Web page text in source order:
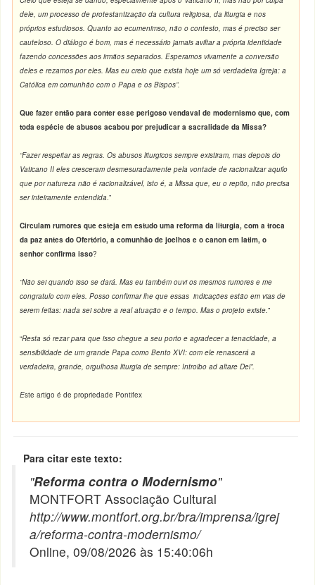
dele, um processo de protestantização da cultura religiosa, da liturgia e nos
próprios estudiosos. Quanto ao ecumenimso, não o contesto, mas é preciso ser
cauteloso. O diálogo é bom, mas é necessário jamais aviltar a própria identidade
fazendo concessões aos irmãos separados. Esperamos vivamente a conversão
deles e rezamos por eles. Mas eu creio que exista hoje um só verdadeira Igreja: a
Católica em comunhão com o Papa e os Bispos”.
Que fazer então para conter esse perigoso vendaval de modernismo que, com
toda espécie de abusos acabou por prejudicar a sacralidade da Missa?
“Fazer respeitar as regras. Os abusos liturgicos sempre existiram, mas depois do
Vaticano II eles cresceram desmesuradamente pela vontade de racionalizar aquilo
que por natureza não é racionalizável, isto é, a Missa que, eu o repito, não precisa
ser inteiramente entendida.”
Circulam rumores que esteja em estudo uma reforma da liturgia, com a troca
da paz antes do Ofertório, a comunhão de joelhos e o canon em latim, o
senhor confirma isso?
“Não sei quando isso se dará. Mas eu também ouvi os mesmos rumores e me
congratulo com eles. Posso confirmar lhe que essas indicações estão em vias de
serem feitas: nada sei sobre a real atuação e o tempo. Mas o projeto existe.”
“Resta só rezar para que isso chegue a seu porto e agradecer a tenacidade, a
sensibilidade de um grande Papa como Bento XVI: com ele renascerá a
verdadeira, grande, orgulhosa liturgia de sempre: Introibo ad altare Dei”.
Este artigo é de propriedade Pontifex
Para citar este texto:
"Reforma contra o Modernismo"
MONTFORT Associação Cultural
http://www.montfort.org.br/bra/imprensa/igrej
a/reforma-contra-modernismo/
Online, 09/08/2026 às 15:40:06h